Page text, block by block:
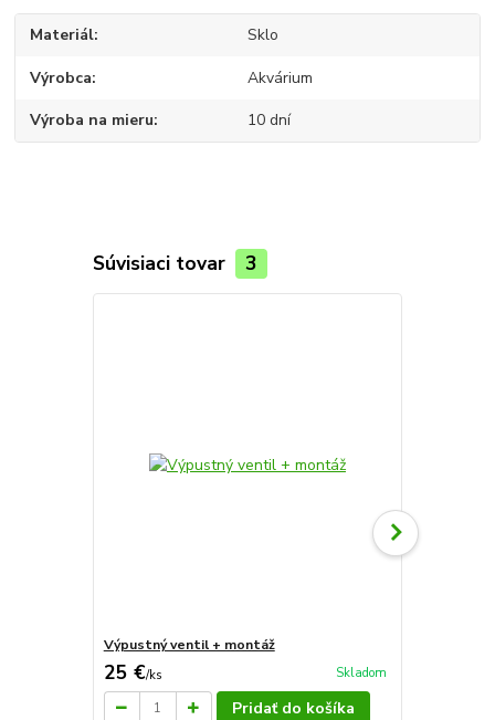
Materiál Sklo
Výrobca Akvárium
Výroba na mieru 10 dní
Súvisiaci tovar 3
Výpustný ventil + montáž
25 €/ks Skladom
Pridať do košíka